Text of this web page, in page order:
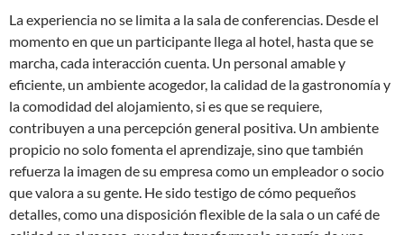
La experiencia no se limita a la sala de conferencias. Desde el
momento en que un participante llega al hotel, hasta que se
marcha, cada interacción cuenta. Un personal amable y
eficiente, un ambiente acogedor, la calidad de la gastronomía y
la comodidad del alojamiento, si es que se requiere,
contribuyen a una percepción general positiva. Un ambiente
propicio no solo fomenta el aprendizaje, sino que también
refuerza la imagen de su empresa como un empleador o socio
que valora a su gente. He sido testigo de cómo pequeños
detalles, como una disposición flexible de la sala o un café de